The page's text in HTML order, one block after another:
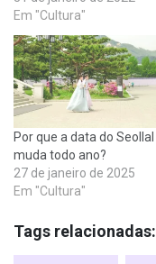
Em "Cultura"
Por que a data do Seollal
muda todo ano?
27 de janeiro de 2025
Em "Cultura"
Tags relacionadas: